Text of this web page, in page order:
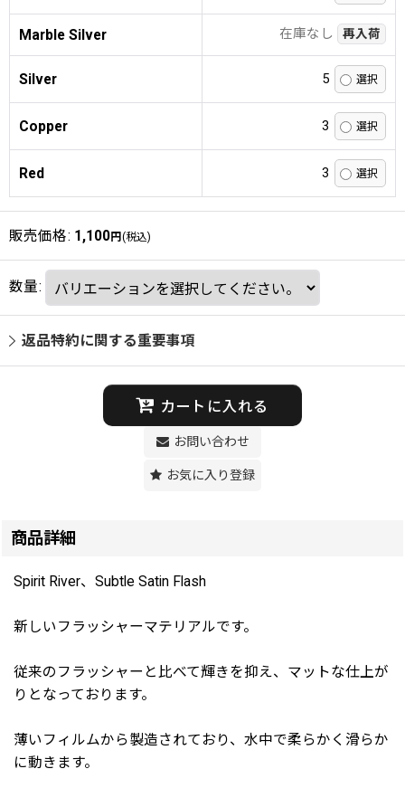
Marble Silver 在庫なし 再入荷
Silver 5
Copper 3
Red 3
販売価格: 1,100円 (税込)
数量:
返品特約に関する重要事項
カートに入れる
お問い合わせ
お気に入り登録
商品詳細
Spirit River、Subtle Satin Flash
新しいフラッシャーマテリアルです。
従来のフラッシャーと比べて輝きを抑え、マットな仕上が
りとなっております。
薄いフィルムから製造されており、水中で柔らかく滑らか
に動きます。